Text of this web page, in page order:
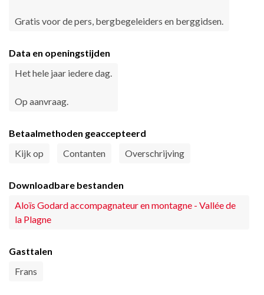
Gratis voor de pers, bergbegeleiders en berggidsen.
Data en openingstijden
Het hele jaar iedere dag.
Op aanvraag.
Betaalmethoden geaccepteerd
Kijk op
Contanten Overschrijving
Downloadbare bestanden
Aloïs Godard accompagnateur en montagne - Vallée de
la Plagne
Gasttalen
Frans